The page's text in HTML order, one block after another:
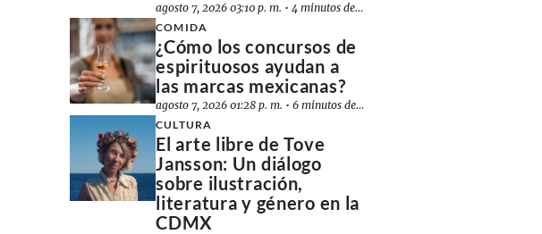
agosto 7, 2026 03:10 p. m. •4 minutos de lectura
COMIDA
¿Cómo los concursos de
espirituosos ayudan a
las marcas mexicanas?
agosto 7, 2026 01:28 p. m. •6 minutos de lectura
CULTURA
El arte libre de Tove
Jansson: Un diálogo
sobre ilustración,
literatura y género en la
CDMX